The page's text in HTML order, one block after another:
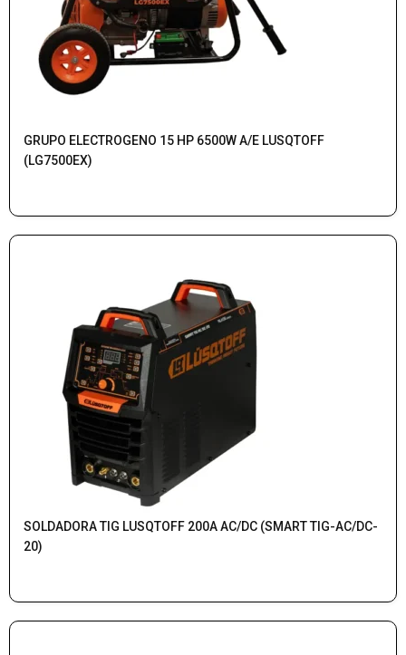
GRUPO ELECTROGENO 15 HP 6500W A/E LUSQTOFF
(LG7500EX)
SOLDADORA TIG LUSQTOFF 200A AC/DC (SMART TIG-AC/DC-
20)